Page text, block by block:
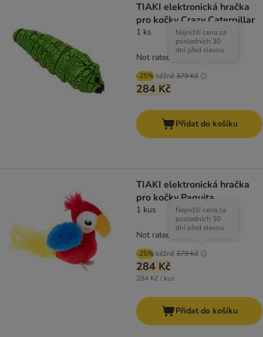
TIAKI elektronická hračka
pro kočky Crazy Caterpillar
1 ks
-25% běžně379 Kč
Nejnižší cena za
posledních 30
dní před slevou
284 Kč
Not rated
Přidat do košíku
TIAKI elektronická hračka
pro kočky Paquita
1 kus
-25% běžně379 Kč
Nejnižší cena za
posledních 30
dní před slevou
284 Kč
284 Kč / kus
Not rated
Přidat do košíku